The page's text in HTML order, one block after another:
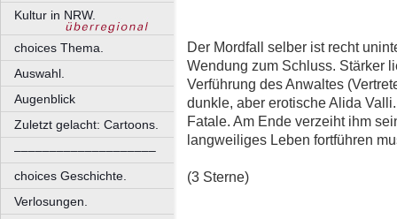
Kultur in NRW.
choices Thema.
Auswahl.
Augenblick
Zuletzt gelacht: Cartoons.
––––––––––––––––––––
choices Geschichte.
Verlosungen.
Der Mordfall selber ist recht
Wendung zum Schluss. Stärker
Verführung des Anwaltes
dunkle, aber erotische Alida
Fatale. Am Ende verzeiht ihm
langweiliges Leben fortführen
(3 Sterne)